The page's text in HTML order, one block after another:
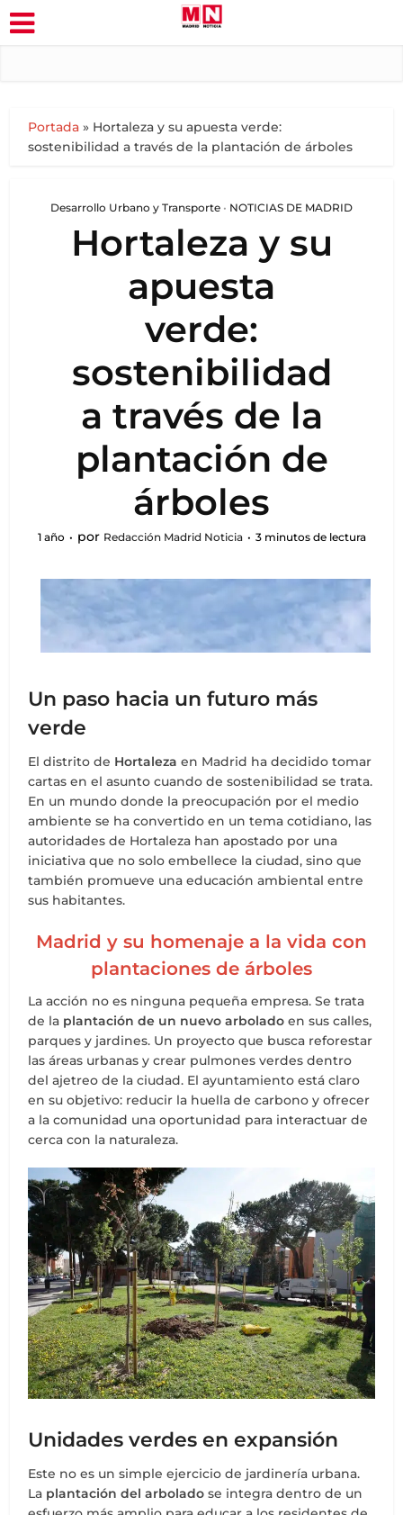
Portada » Hortaleza y su apuesta verde:
sostenibilidad a través de la plantación de árboles
Desarrollo Urbano y Transporte • NOTICIAS DE MADRID
Hortaleza y su
apuesta
verde:
sostenibilidad
a través de la
plantación de
árboles
1 año por Redacción Madrid Noticia 3 minutos de lectura
Un paso hacia un futuro más
verde
El distrito de Hortaleza en Madrid ha decidido tomar
cartas en el asunto cuando de sostenibilidad se trata.
En un mundo donde la preocupación por el medio
ambiente se ha convertido en un tema cotidiano, las
autoridades de Hortaleza han apostado por una
iniciativa que no solo embellece la ciudad, sino que
también promueve una educación ambiental entre
sus habitantes.
Madrid y su homenaje a la vida con
plantaciones de árboles
La acción no es ninguna pequeña empresa. Se trata
de la plantación de un nuevo arbolado en sus calles,
parques y jardines. Un proyecto que busca reforestar
las áreas urbanas y crear pulmones verdes dentro
del ajetreo de la ciudad. El ayuntamiento está claro
en su objetivo: reducir la huella de carbono y ofrecer
a la comunidad una oportunidad para interactuar de
cerca con la naturaleza.
Unidades verdes en expansión
Este no es un simple ejercicio de jardinería urbana.
La plantación del arbolado se integra dentro de un